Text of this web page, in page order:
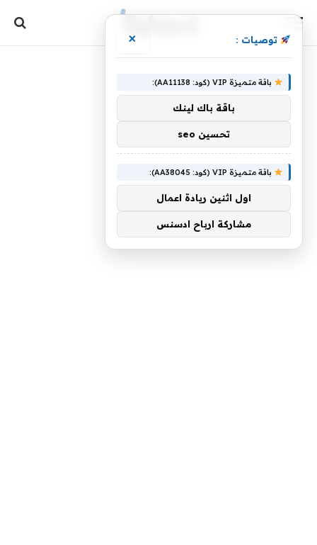
توصيات : ×
باقة متميزة VIP (كود: AA11138):
باقة باك لينك
تحسين seo
باقة متميزة VIP (كود: AA38045):
اول اثنين ريادة اعمال
مشاركة ارباح ادسنس